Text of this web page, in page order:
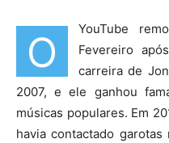
O
YouTube
Fevereiro
carreira de
2007, e ele ganhou
músicas populares. Em
havia contactado